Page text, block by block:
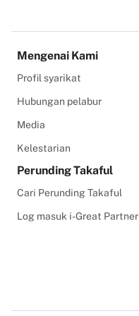
Mengenai Kami
Profil syarikat
Hubungan pelabur
Media
Kelestarian
Perunding Takaful
Cari Perunding Takaful
Log masuk i-Great Partner